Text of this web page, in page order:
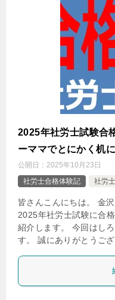
2025年社労士試験合
ーママでとにかく机
公開日： 2025年10月23日
社労士合格体験記
社労
皆さんこんにちは。 金
2025年社労士試験に合
紹介します。 今回はし
す。 誠にありがとうご